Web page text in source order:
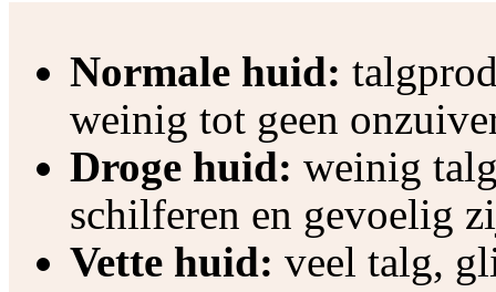
Normale huid:
weinig tot geen
Droge huid: weinig
schilferen en gevoelig
Vette huid: veel talg,